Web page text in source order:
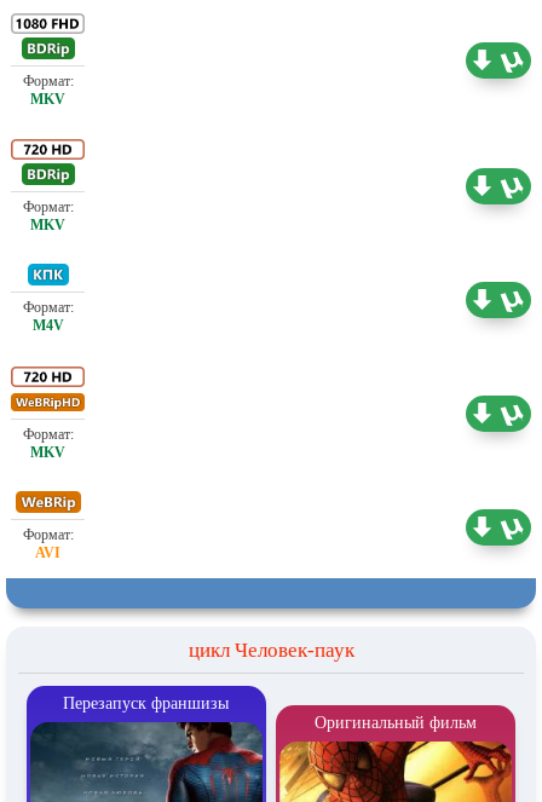
цикл Человек-паук
Перезапуск франшизы
Оригинальный фильм